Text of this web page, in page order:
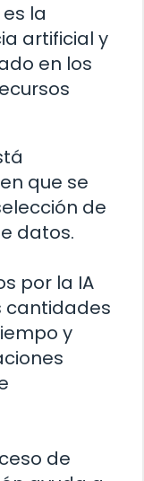
la
artificial y
en los
que se
de
datos.
por la IA
cantidades
y
de